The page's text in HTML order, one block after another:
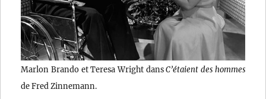
Marlon Brando et Teresa Wright dansC’étaient des hommes
de Fred Zinnemann.